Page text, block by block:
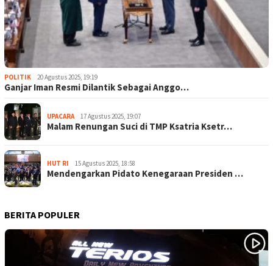
POLITIK 20 Agustus 2025, 19:19
Ganjar Iman Resmi Dilantik Sebagai Anggo…
UPACARA 17 Agustus 2025, 19:07
Malam Renungan Suci di TMP Ksatria Ksetr…
HUT RI 15 Agustus 2025, 18:58
Mendengarkan Pidato Kenegaraan Presiden …
BERITA POPULER